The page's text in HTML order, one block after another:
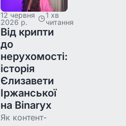
за рік і що
змінює у
другому.
12 червня
2026 р.
1 хв
читання
Від крипти
до
нерухомості:
історія
Єлизавети
Іржанської
на Binaryx
Як контент-